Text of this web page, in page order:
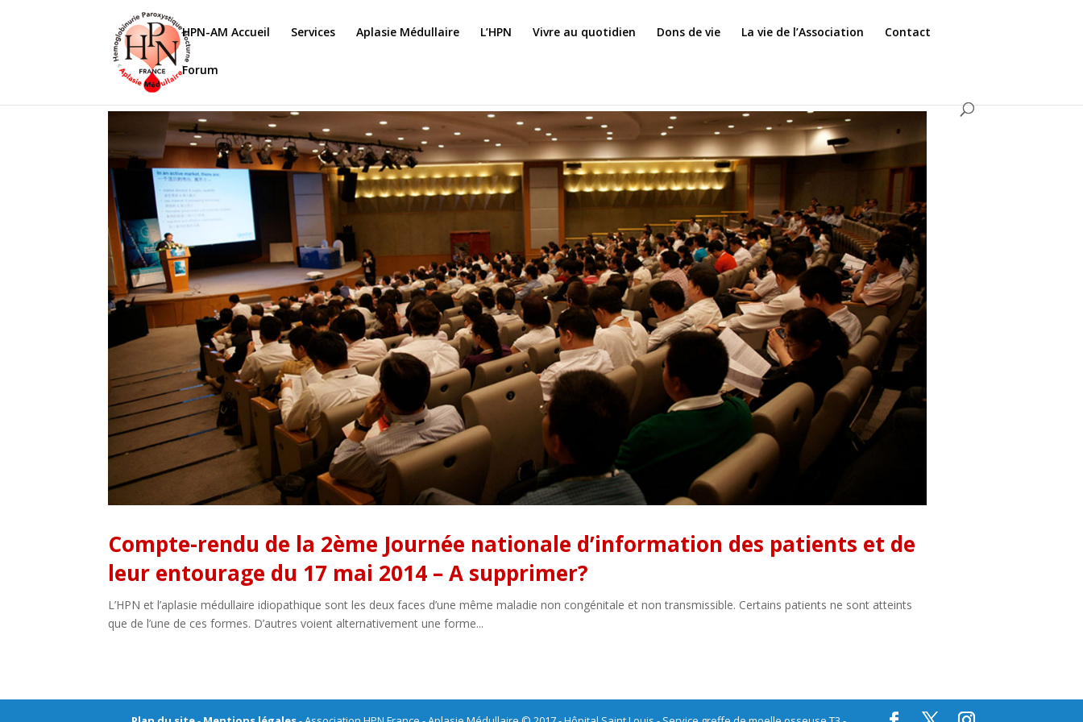
HPN-AM Accueil Services Aplasie Médullaire L’HPN Vivre au quotidien Dons de vie La vie de l’Association Contact
Forum
Compte-rendu de la 2ème Journée nationale d’information des patients et de
leur entourage du 17 mai 2014 – A supprimer?
L’HPN et l’aplasie médullaire idiopathique sont les deux faces d’une même maladie non congénitale et non transmissible. Certains patients ne sont atteints
que de l’une de ces formes. D’autres voient alternativement une forme...